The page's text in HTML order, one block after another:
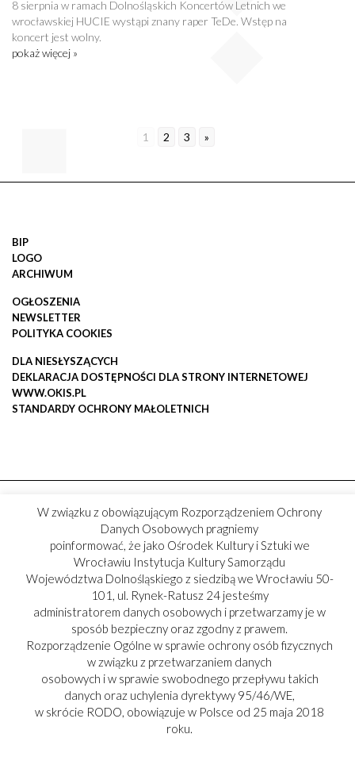
8 sierpnia w ramach Dolnośląskich Koncertów Letnich we
wrocławskiej HUCIE wystąpi znany raper TeDe. Wstęp na
koncert jest wolny.
pokaż więcej »
1 2 3 »
BIP
LOGO
ARCHIWUM
OGŁOSZENIA
NEWSLETTER
POLITYKA COOKIES
DLA NIESŁYSZĄCYCH
DEKLARACJA DOSTĘPNOŚCI DLA STRONY INTERNETOWEJ
WWW.OKIS.PL
STANDARDY OCHRONY MAŁOLETNICH
W związku z obowiązującym Rozporządzeniem Ochrony
Danych Osobowych pragniemy
poinformować, że jako Ośrodek Kultury i Sztuki we
Wrocławiu Instytucja Kultury Samorządu
Województwa Dolnośląskiego z siedzibą we Wrocławiu 50-
101, ul. Rynek-Ratusz 24 jesteśmy
administratorem danych osobowych i przetwarzamy je w
sposób bezpieczny oraz zgodny z prawem.
Rozporządzenie Ogólne w sprawie ochrony osób fizycznych
w związku z przetwarzaniem danych
osobowych i w sprawie swobodnego przepływu takich
danych oraz uchylenia dyrektywy 95/46/WE,
w skrócie RODO, obowiązuje w Polsce od 25 maja 2018
roku.